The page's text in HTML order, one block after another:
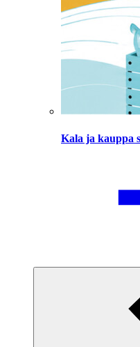
Kala ja kauppa